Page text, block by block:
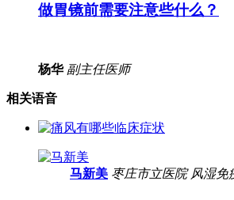
做胃镜前需要注意些什么？
杨华 副主任医师
相关语音
马新美 枣庄市立医院 风湿免